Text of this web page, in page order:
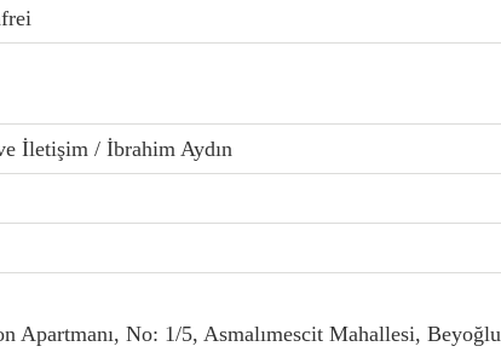
İletişim / İbrahim Aydın
Apartmanı, No: 1/5, Asmalımescit Mahallesi, Beyoğlu